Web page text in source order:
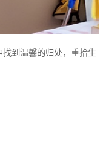
到温馨的归处，重拾生